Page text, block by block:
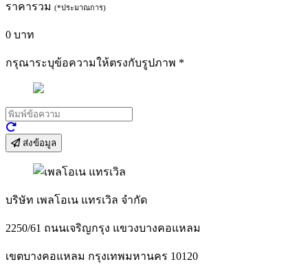
ราคารวม (*ประมาณการ)
0 บาท
กรุณาระบุข้อความให้ตรงกับรูปภาพ *
ส่งข้อมูล
บริษัท เพลโอเน แทรเวิล จำกัด
2250/61 ถนนเจริญกรุง แขวงบางคอแหลม
เขตบางคอแหลม กรุงเทพมหานคร 10120